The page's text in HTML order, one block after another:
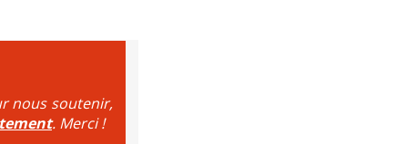
nous soutenir,
. Merci !